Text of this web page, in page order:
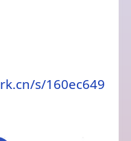
s/160ec649